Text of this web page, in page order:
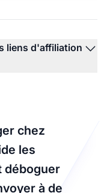
liens d'affiliation
chez
les
déboguer
à de